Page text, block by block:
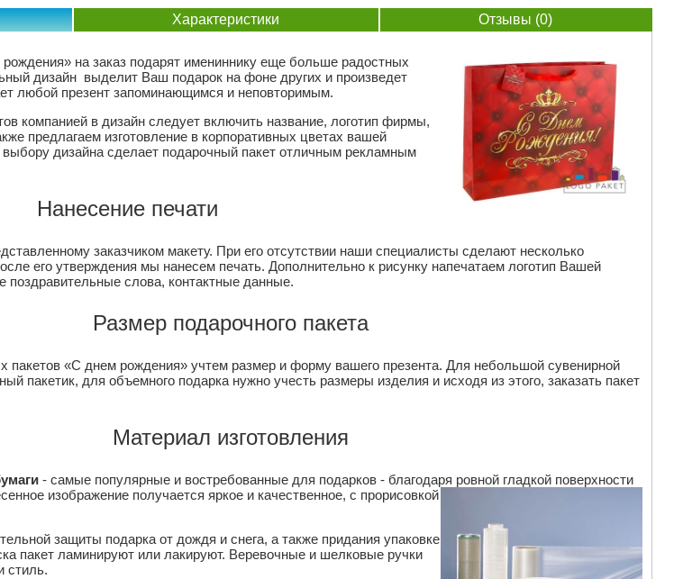
Характеристики Отзывы (0)
на заказ подарят имениннику еще больше радостных
дизайн выделит Ваш подарок на фоне других и произведет
любой презент запоминающимся и неповторимым.
компанией в дизайн следует включить название, логотип фирмы,
предлагаем изготовление в корпоративных цветах вашей
дизайна сделает подарочный пакет отличным рекламным
Нанесение печати
заказчиком макету. При его отсутствии наши специалисты сделают несколько
его утверждения мы нанесем печать. Дополнительно к рисунку напечатаем логотип Вашей
поздравительные слова, контактные данные.
Размер подарочного пакета
пакетов «С днем рождения» учтем размер и форму вашего презента. Для небольшой сувенирной
пакетик, для объемного подарка нужно учесть размеры изделия и исходя из этого, заказать пакет
Материал изготовления
- самые популярные и востребованные для подарков - благодаря ровной гладкой поверхности
изображение получается яркое и качественное, с прорисовкой
защиты подарка от дождя и снега, а также придания упаковке
пакет ламинируют или лакируют. Веревочные и шелковые ручки
стиль.